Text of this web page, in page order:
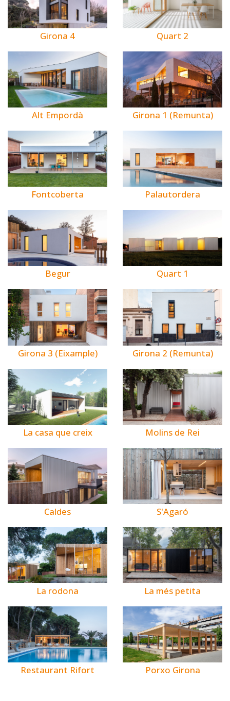
Girona 4 Quart 2
Alt Empordà Girona 1 (Remunta)
Fontcoberta Palautordera
Begur Quart 1
Girona 3 (Eixample) Girona 2 (Remunta)
La casa que creix Molins de Rei
Caldes S'Agaró
La rodona La més petita
Restaurant Rifort Porxo Girona